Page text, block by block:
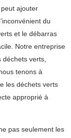
ajouter
du
et le débarras
Notre entreprise
verts,
tenons à
les déchets verts
approprié à
pas seulement les